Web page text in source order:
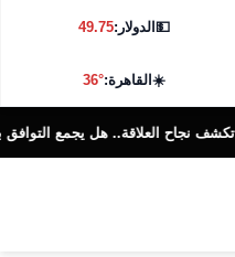
💵الدولار:49.75
☀️القاهرة:36°